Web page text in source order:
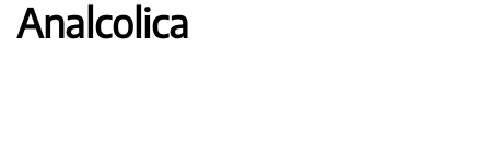
Analcolica